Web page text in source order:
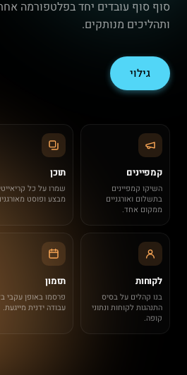
סוף סוף עובדים יחד בפלטפורמה
ותהליכים מנותקים.
גילוי
קמפיינים
השיקו קמפיינים
בתשלום ואורגניים
ממקום אחד.
תוכן
שמרו על כל
מבצע ופוסט
לקוחות
בנו קהלים על בסיס
התנהגות לקוחות ונתוני
קופה.
תזמון
פרסמו באופן עקבי
עבודה ידנית מייגעת.